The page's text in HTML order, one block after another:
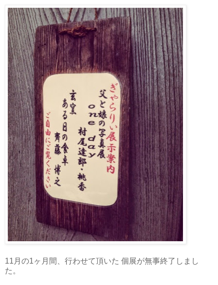
11月の1ヶ月間、行わせて頂いた 個展が無事終了しまし
た。